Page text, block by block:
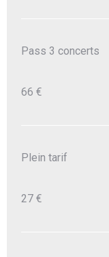
Pass 3 concerts
66 €
Plein tarif
27 €